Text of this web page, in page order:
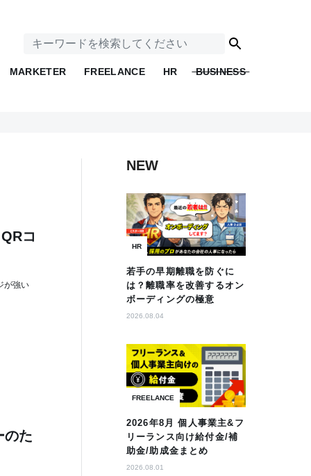
MARKETER FREELANCE HR BUSINESS
コ
が強い
のた
NEW
HR
若手の早期離職を防ぐに
は？離職率を改善するオン
ボーディングの極意
2026.08.04
FREELANCE
2026年8月 個人事業主&フ
リーランス向け給付金/補
助金/助成金まとめ
2026.08.01